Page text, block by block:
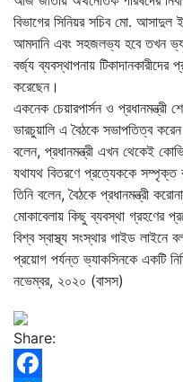
বিভাগের সিনিয়র সচিব মো. আসাদুল
আমদানি এবং সহজলভ্য হবে তখন
বর্জ্য ব্যবস্থাপনায় টিকাদানকারীদের
করেছেন।
একনেক চেয়ারপার্সন ও
ভারচুয়ালি এ বৈঠকে সভাপতিত্ব
বলেন, প্রধানমন্ত্রী এখন থেকেই
যথাযথ বিতরণে প্রত্যেককে সম্পৃক্ত
তিনি বলেন, বৈঠকে প্রধানমন্ত্রী
মোকাবেলায় কিছু ব্যবস্থা গ্রহণের
বিশ্ব স্বাস্থ্য সংস্থার গাইড লাইনে
প্রয়োগ পর্যন্ত ভ্যাকসিনকে একটি
নভেম্বর, ২০২০ (বাসস)
Share: